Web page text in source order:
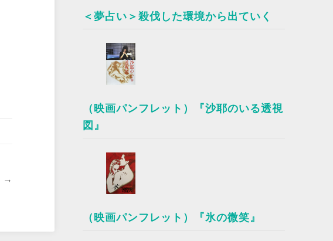
→
＜夢占い＞殺伐した環境から出ていく
（映画パンフレット）『沙耶のいる透視
図』
（映画パンフレット）『氷の微笑』